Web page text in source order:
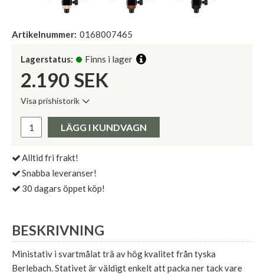
Artikelnummer: 0168007465
Lagerstatus: Finns i lager
2.190 SEK
Visa prishistorik
Pris:
LÄGG I KUNDVAGN
Alltid fri frakt!
Snabba leveranser!
30 dagars öppet köp!
BESKRIVNING
Ministativ i svartmålat trä av hög kvalitet från tyska
Berlebach. Stativet är väldigt enkelt att packa ner tack vare